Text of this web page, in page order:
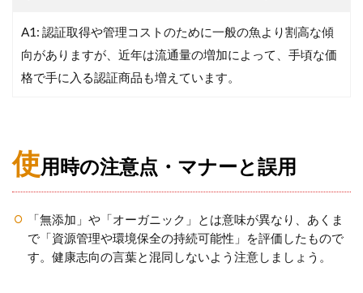
A1: 認証取得や管理コストのために一般の魚より割高な傾
向がありますが、近年は流通量の増加によって、手頃な価
格で手に入る認証商品も増えています。
使用時の注意点・マナーと誤用
「無添加」や「オーガニック」とは意味が異なり、あくま
で「資源管理や環境保全の持続可能性」を評価したもので
す。健康志向の言葉と混同しないよう注意しましょう。